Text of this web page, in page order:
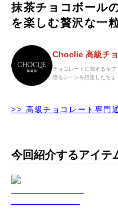
抹茶チョコボール
を楽しむ贅沢な一
Choclie 高級チ
チョコレートに関するギフ
贈るシーンを想定したちょ
>> 高級チョコレート専門
今回紹介するアイテ